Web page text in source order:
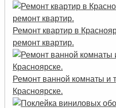
Ремонт квартир в
ремонт квартир.
Ремонт ванной комнаты и
Красноярске.